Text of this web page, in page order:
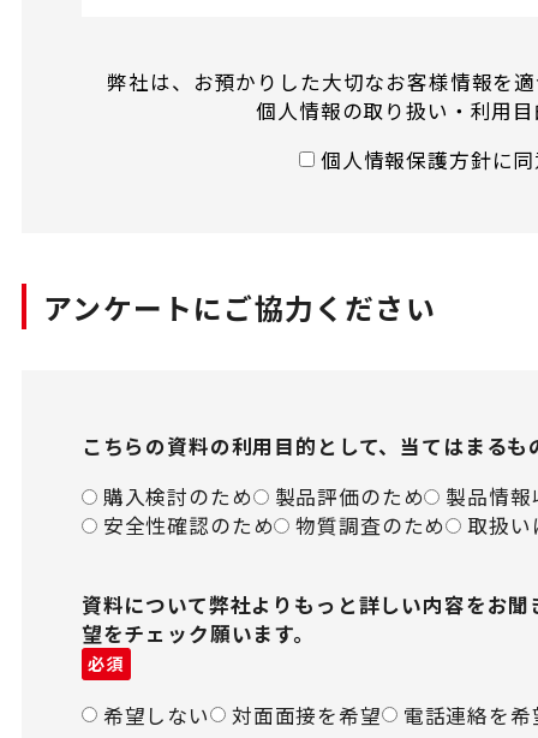
弊社は、お預かりした大切なお客様情報を
個人情報の取り扱い・利用
個人情報保護方針に
アンケートにご協力ください
こちらの資料の利用目的として、当てはまる
購入検討のため
製品評価のため
製品情
安全性確認のため
物質調査のため 取扱い
資料について弊社よりもっと詳しい内容をお
望をチェック願います。
必須
希望しない 対面面接を希望 電話連絡を希